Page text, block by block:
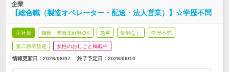
企業
【総合職（製造オペレーター・配送・法人営業）】☆学歴不問
正社員 職種・業種未経験OK 急募 転勤なし 学歴不問
第二新卒歓迎 女性のおしごと掲載中
情報更新日：2026/08/07 終了予定日： 2026/09/10